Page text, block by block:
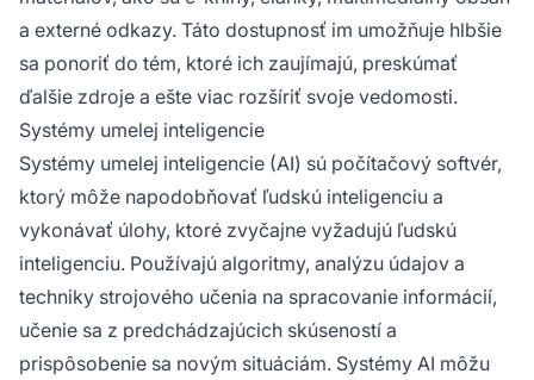
a externé odkazy. Táto dostupnosť im umožňuje hlbšie
sa ponoriť do tém, ktoré ich zaujímajú, preskúmať
ďalšie zdroje a ešte viac rozšíriť svoje vedomosti.
Systémy umelej inteligencie
Systémy umelej inteligencie (AI) sú počítačový softvér,
ktorý môže napodobňovať ľudskú inteligenciu a
vykonávať úlohy, ktoré zvyčajne vyžadujú ľudskú
inteligenciu. Používajú algoritmy, analýzu údajov a
techniky strojového učenia na spracovanie informácií,
učenie sa z predchádzajúcich skúseností a
prispôsobenie sa novým situáciám. Systémy AI môžu